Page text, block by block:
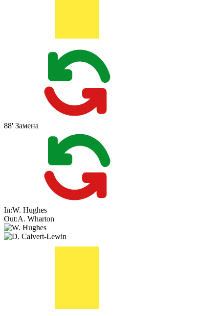
88' Замена
In:W. Hughes
Out:A. Wharton